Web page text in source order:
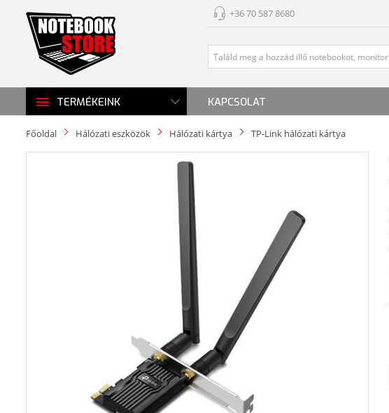
+36 70 587 8680
TERMÉKEINK KAPCSOLAT
Főoldal Hálózati eszközök Hálózati kártya TP-Link hálózati kártya